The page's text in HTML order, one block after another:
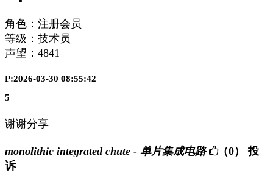
角色：注册会员
等级：技术员
声望： 4841
P:2026-03-30 08:55:42
5
谢谢分享
monolithic integrated chute - 单片集成电路 （0）
投
诉